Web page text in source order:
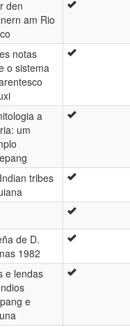
den
am Rio
notas
o sistema
a
um
tribes
de D.
1982
e lendas
e